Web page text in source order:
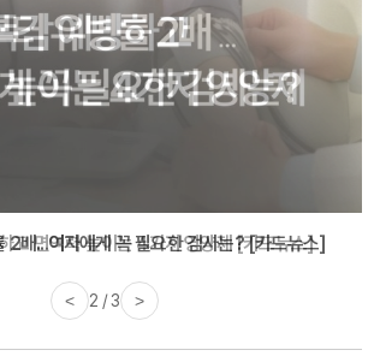
고 면역력 높이는 4가지 영양제 [카드뉴스]
< 3 / 3 >